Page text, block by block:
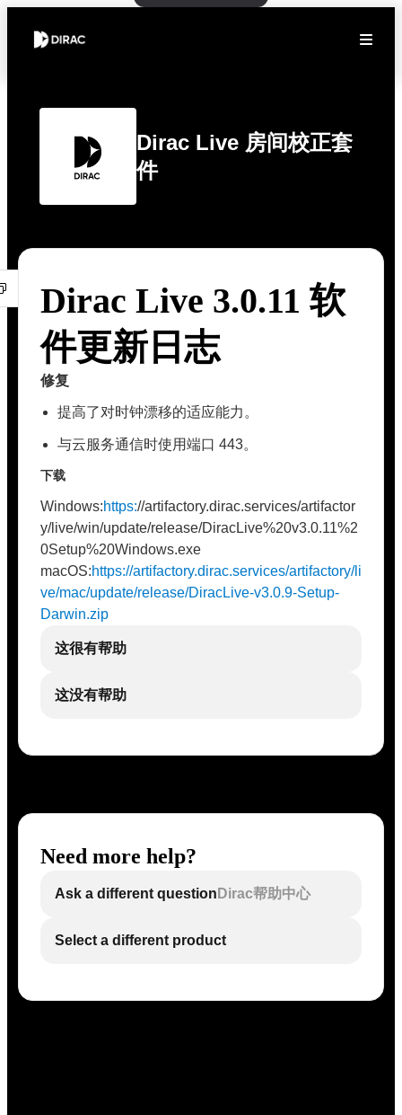
Dirac Live 房间校正套
件
Dirac Live 3.0.11 软
件更新日志
修复
提高了对时钟漂移的适应能力。
与云服务通信时使用端口 443。
下载
Windows:https://artifactory.dirac.services/artifactor
y/live/win/update/release/DiracLive%20v3.0.11%2
0Setup%20Windows.exe
macOS:https://artifactory.dirac.services/artifactory/li
ve/mac/update/release/DiracLive-v3.0.9-Setup-
Darwin.zip
这很有帮助
这没有帮助
Need more help?
Ask a different question Dirac帮助中心
Select a different product